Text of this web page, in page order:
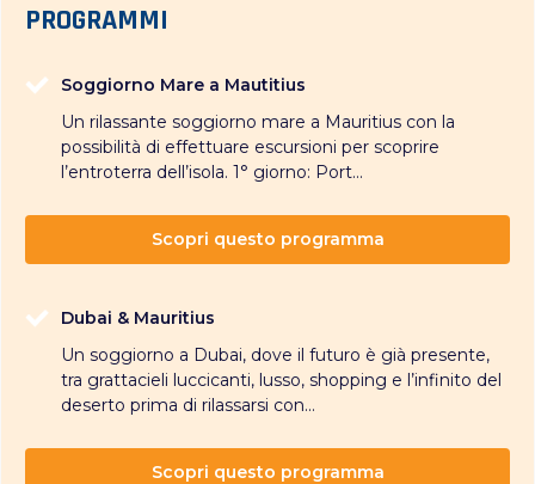
PROGRAMMI
Soggiorno Mare a Mautitius
Un rilassante soggiorno mare a Mauritius con la
possibilità di effettuare escursioni per scoprire
l’entroterra dell’isola. 1° giorno: Port...
Scopri questo programma
Dubai & Mauritius
Un soggiorno a Dubai, dove il futuro è già presente,
tra grattacieli luccicanti, lusso, shopping e l’infinito del
deserto prima di rilassarsi con...
Scopri questo programma